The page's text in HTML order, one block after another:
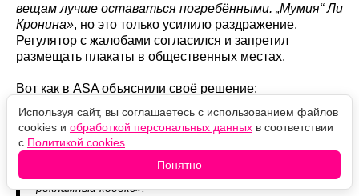
вещам лучше оставаться погребёнными. „Мумия“ Ли
Кронина», но это только усилило раздражение.
Регулятор с жалобами согласился и запретил
размещать плакаты в общественных местах.
Вот как в ASA объяснили своё решение:
«Мы пришли к выводу, что изображение способно
напугать маленьких детей и что оно неуместно там,
где его могут увидеть. Поэтому реклама признана
непригодной для размещения на улице и нарушающей
рекламный кодекс».
Используя сайт, вы соглашаетесь с использованием файлов
cookies и обработкой персональных данных в соответствии
с Политикой cookies
Понятно